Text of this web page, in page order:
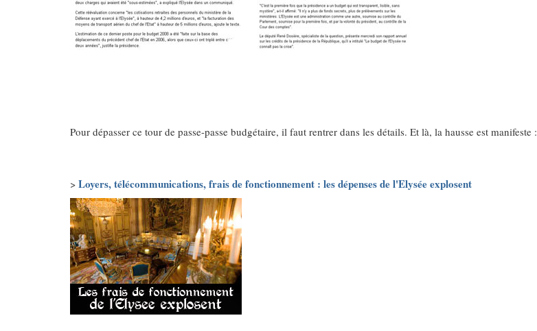
Pour dépasser ce tour de passe-passe budgétaire, il faut rentrer dans les détails. Et là, la hausse est manifeste :
> Loyers, télécommunications, frais de fonctionnement : les dépenses de l'Elysée explosent